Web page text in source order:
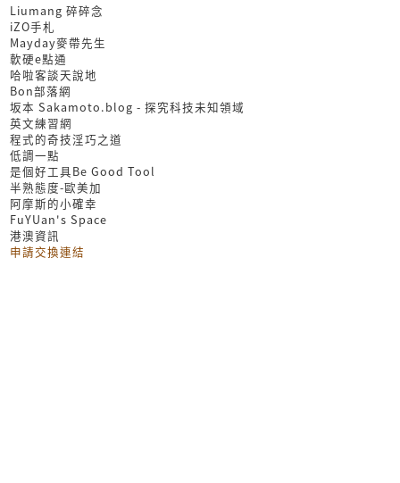
Liumang 碎碎念
iZO手札
Mayday麥帶先生
軟硬e點通
哈啦客談天說地
Bon部落網
坂本 Sakamoto.blog - 探究科技未知領域
英文練習網
程式的奇技淫巧之道
低調一點
是個好工具Be Good Tool
半熟態度-歐美加
阿摩斯的小確幸
FuYUan's Space
港澳資訊
申請交換連結